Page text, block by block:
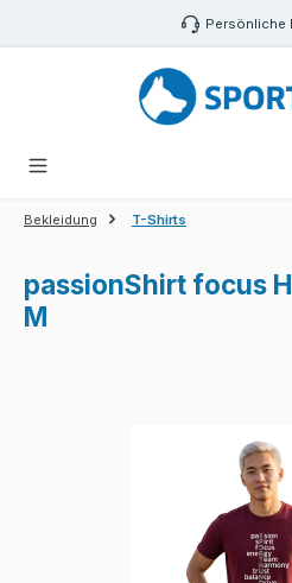
Zum Hauptinhalt springen Persönliche
Bekleidung T-Shirts
passionShirt focus
M